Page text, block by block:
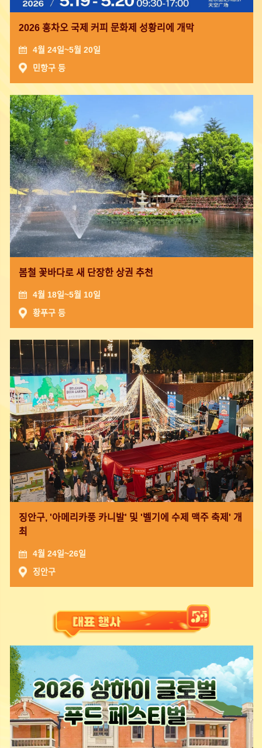
2026 훙차오 국제 커피 문화제 성황리에 개막
4월 24일~5월 20일
민항구 등
봄철 꽃바다로 새 단장한 상권 추천
4월 18일~5월 10일
황푸구 등
징안구, '아메리카풍 카니발' 및 '벨기에 수제 맥주 축제' 개
최
4월 24일~26일
징안구